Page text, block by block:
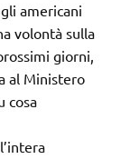
americani
volontà sulla
giorni,
al Ministero
cosa